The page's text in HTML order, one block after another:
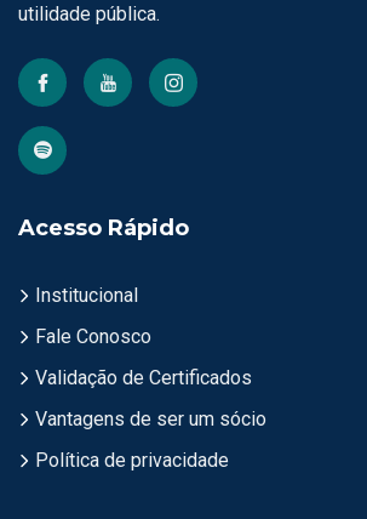
utilidade pública.
Acesso Rápido
Institucional
Fale Conosco
Validação de Certificados
Vantagens de ser um sócio
Política de privacidade